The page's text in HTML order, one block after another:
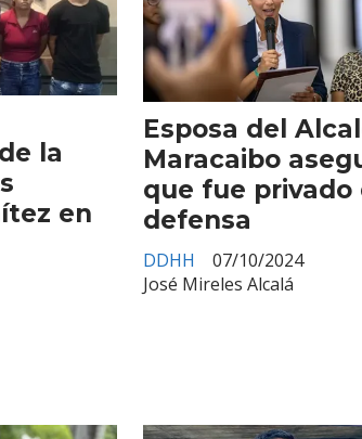
la
en
Esposa del
Maracaibo
que fue privado
defensa
José Mireles Alcalá
DDHH 07/10/2024
en tu email.